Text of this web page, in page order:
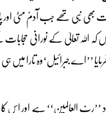
بھی نبی تھے جب آدمؑ مٹی اور
کہ اللہ تعالیٰ کے نورانی
’’اے جبرائیل‘وہ تارا میں
’’ربّ العالمین‘‘ ہے اور اس